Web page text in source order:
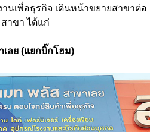
นเพื่อธุรกิจ เดินหน้าขยายสาขาต่อ
าขา ได้แก่
ลย (แยกบิ๊กโฮม)